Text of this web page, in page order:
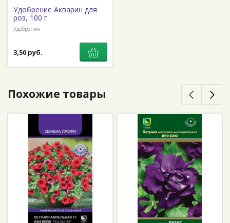
Удобрение Акварин для
роз, 100 г
Удобрения
3,50 руб.
Похожие товары